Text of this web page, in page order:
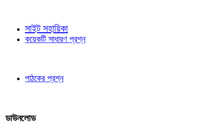
সাইট সহায়িকা
কয়েকটি সাধারণ প্রশ্ন
পাঠকের প্রশ্ন
ডাউনলোড